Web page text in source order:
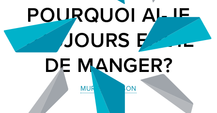
POURQUOI AI-JE
TOUJOURS ENVIE
DE MANGER?
MURIEL LARSON